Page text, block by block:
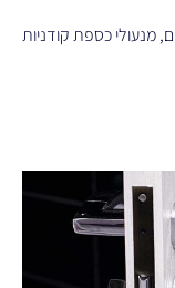
מנעולי כספת קודניות